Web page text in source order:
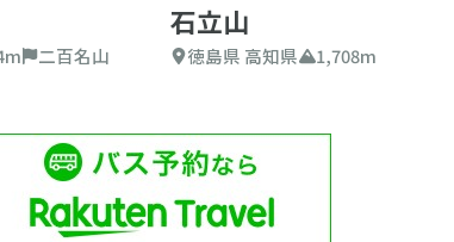
二百名山
石立山
徳島県 高知県 1,708m